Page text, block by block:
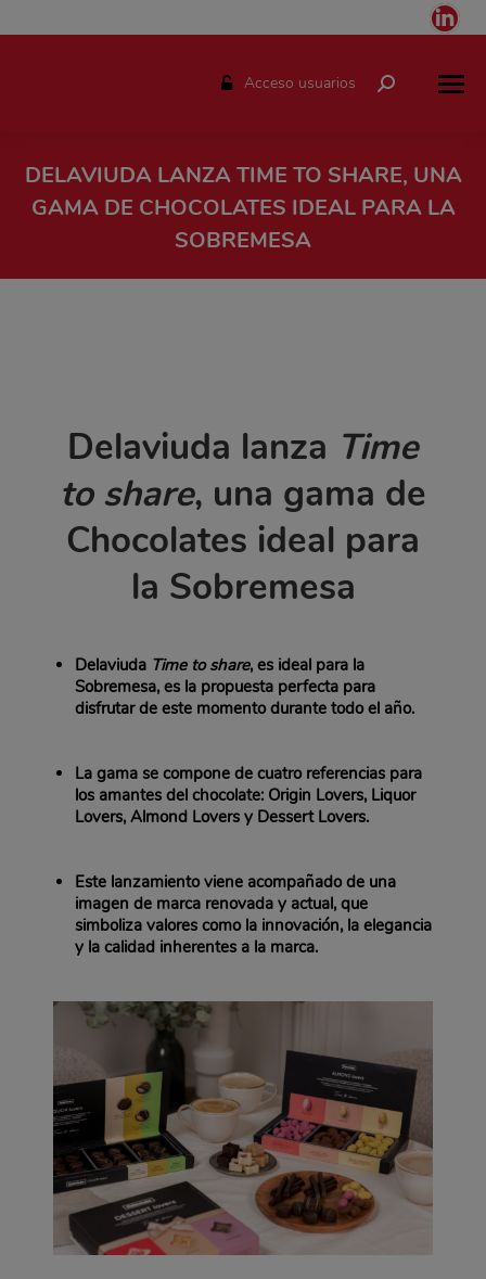
Acceso usuarios Buscar:
DELAVIUDA LANZA TIME TO SHARE, UNA
GAMA DE CHOCOLATES IDEAL PARA LA
SOBREMESA
Delaviuda lanza Time
to share, una gama de
Chocolates ideal para
la Sobremesa
Delaviuda Time to share, es ideal para la
Sobremesa, es la propuesta perfecta para
disfrutar de este momento durante todo el año.
La gama se compone de cuatro referencias para
los amantes del chocolate: Origin Lovers, Liquor
Lovers, Almond Lovers y Dessert Lovers.
Este lanzamiento viene acompañado de una
imagen de marca renovada y actual, que
simboliza valores como la innovación, la elegancia
y la calidad inherentes a la marca.